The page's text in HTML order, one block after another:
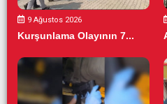
9 Ağustos 2026
Kurşunlama Olayının 7...